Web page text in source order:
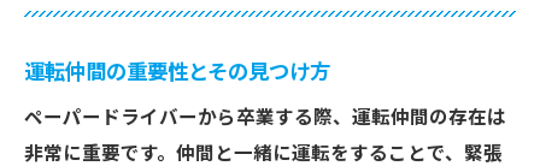
運転仲間の重要性とその見つけ方
ペーパードライバーから卒業する際、運転仲間の存在は
非常に重要です。仲間と一緒に運転をすることで、緊張